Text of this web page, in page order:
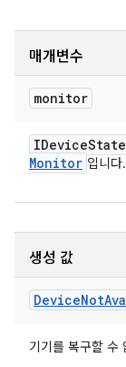
매개변수
monitor
IDeviceState
Monitor 입니다.
생성 값
DeviceNot
기기를 복구할 수